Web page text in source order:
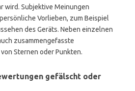
wird. Subjektive Meinungen
Vorlieben, zum Beispiel
des Geräts. Neben einzelnen
zusammengefasste
Sternen oder Punkten.
gefälscht oder